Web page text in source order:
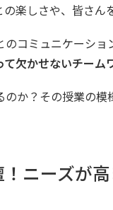
楽しさや、皆さん
コミュニケーシ
欠かせないチーム
か？その授業の模
ニーズが